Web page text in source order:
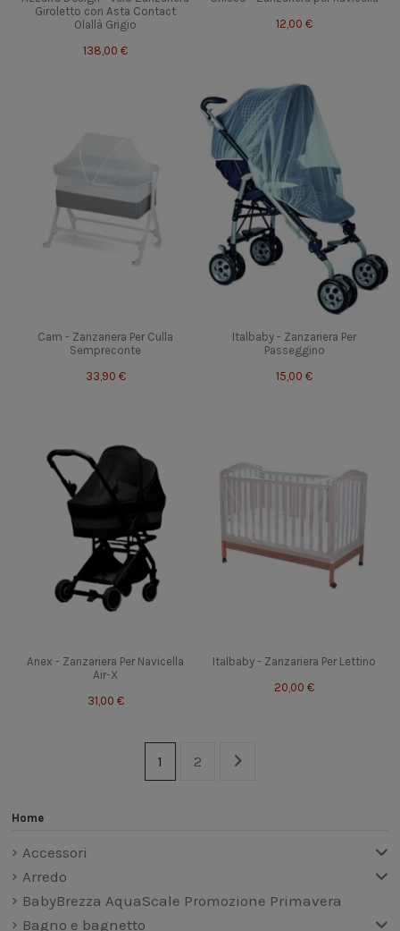
Giroletto con Asta Contact
Olallà Grigio
138,00 €
12,00 €
Cam - Zanzariera Per Culla
Sempreconte
33,90 €
Italbaby - Zanzariera Per
Passeggino
15,00 €
Anex - Zanzariera Per Navicella
Air-X
31,00 €
Italbaby - Zanzariera Per Lettino
20,00 €
1 2
Home
Accessori
Arredo
BabyBrezza AquaScale Promozione Primavera
Bagno e bagnetto